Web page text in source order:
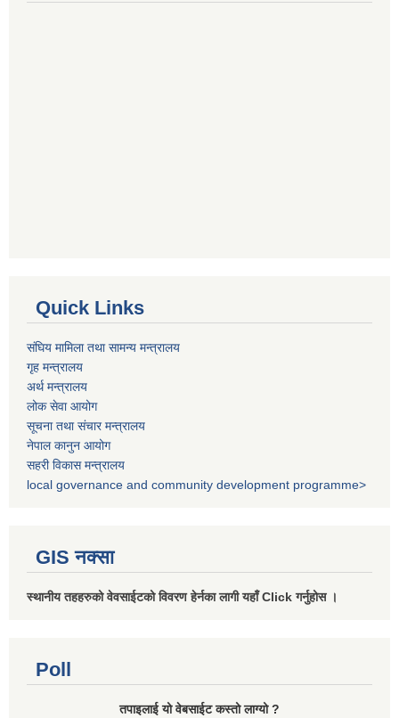
Quick Links
संघिय मामिला तथा सामन्य मन्त्रालय
गृह मन्त्रालय
अर्थ मन्त्रालय
लोक सेवा आयोग
सूचना तथा संचार मन्त्रालय
नेपाल कानुन आयोग
सहरी विकास मन्त्रालय
local governance and community development programme>
GIS नक्सा
स्थानीय तहहरुको वेवसाईटको विवरण हेर्नका लागी यहाँ Click गर्नुहोस ।
Poll
तपाइलाई यो वेबसाईट कस्तो लाग्यो ?